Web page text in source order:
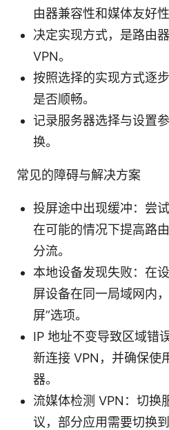
由器兼容性和媒体友好性
决定实现方式，是路由
VPN。
按照选择的实现方式逐
是否顺畅。
记录服务器选择与设置
换。
常见的障碍与解决方案
投屏途中出现缓冲：尝
在可能的情况下提高路
分流。
本地设备发现失败：在
屏设备在同一局域网内
屏”选项。
IP 地址不变导致区域错
新连接 VPN，并确保使
器。
流媒体检测 VPN：切换
议，部分应用需要切换